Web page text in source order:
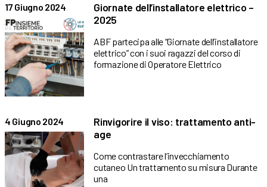
17 Giugno 2024
Giornate dell’installatore elettrico –
2025
ABF partecipa alle “Giornate dell’installatore
elettrico” con i suoi ragazzi del corso di
formazione di Operatore Elettrico
4 Giugno 2024
Rinvigorire il viso: trattamento anti-
age
Come contrastare l’invecchiamento
cutaneo Un trattamento su misura Durante
una